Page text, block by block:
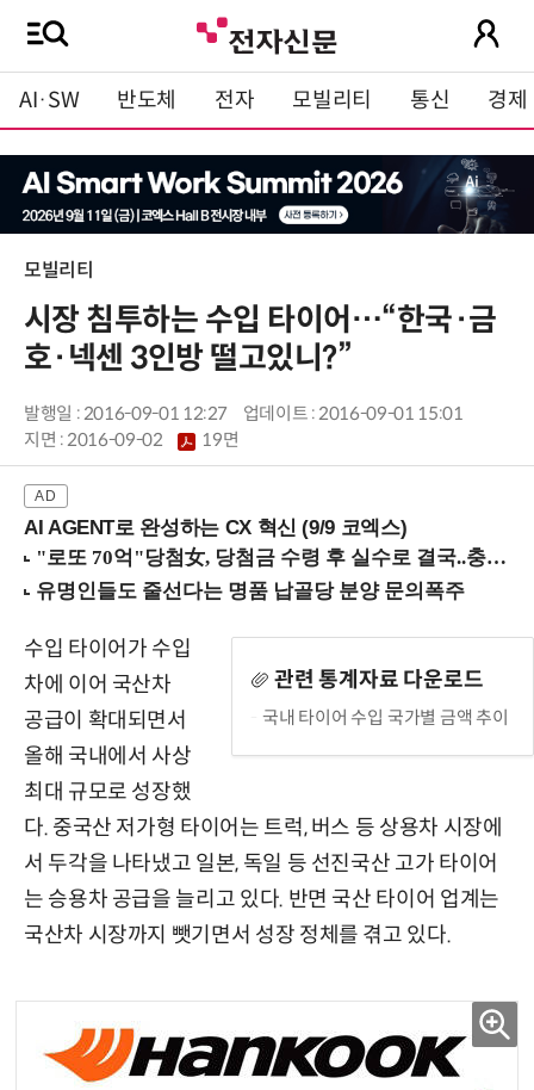
AI·SW 반도체 전자 모빌리티 통신 경제
모빌리티
시장 침투하는 수입 타이어…“한국·금
호·넥센 3인방 떨고있니?”
발행일 : 2016-09-01 12:27
업데이트 : 2016-09-01 15:01
지면 :2016-09-02 19면
AI AGENT로 완성하는 CX 혁신 (9/9 코엑스)
관련 통계자료 다운로드
국내 타이어 수입 국가별 금액 추이
수입 타이어가 수입
차에 이어 국산차
공급이 확대되면서
올해 국내에서 사상
최대 규모로 성장했
다. 중국산 저가형 타이어는 트럭, 버스 등 상용차 시장에
서 두각을 나타냈고 일본, 독일 등 선진국산 고가 타이어
는 승용차 공급을 늘리고 있다. 반면 국산 타이어 업계는
국산차 시장까지 뺏기면서 성장 정체를 겪고 있다.